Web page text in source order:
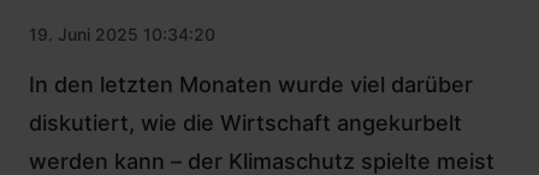
19. Juni 2025 10:34:20
In den letzten Monaten wurde viel darüber
diskutiert, wie die Wirtschaft angekurbelt
werden kann – der Klimaschutz spielte meist